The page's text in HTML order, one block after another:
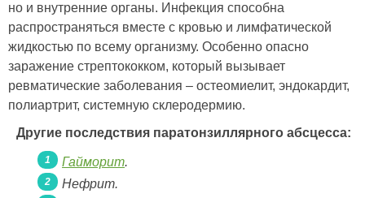
но и внутренние органы. Инфекция способна
распространяться вместе с кровью и лимфатической
жидкостью по всему организму. Особенно опасно
заражение стрептококком, который вызывает
ревматические заболевания – остеомиелит, эндокардит,
полиартрит, системную склеродермию.
Другие последствия паратонзиллярного абсцесса:
Гайморит.
Нефрит.